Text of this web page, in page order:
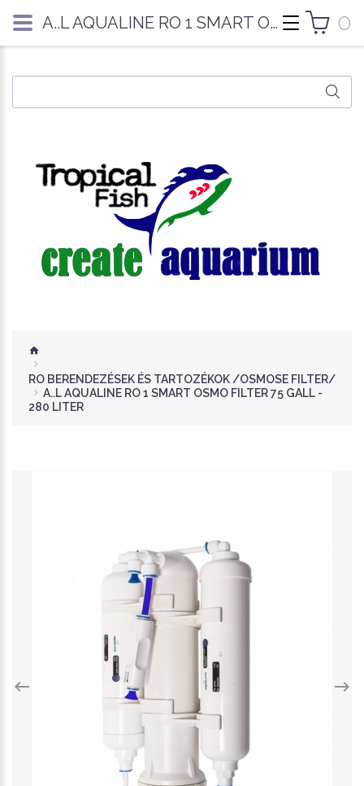
0
RO BERENDEZÉSEK ÉS TARTOZÉKOK /OSMOSE FILTER/
A..L AQUALINE RO 1 SMART OSMO FILTER 75 GALL -
280 LITER
A..L AQUALINE RO 1 SMART OSMO FILTER 75 GALL - 280 LITER